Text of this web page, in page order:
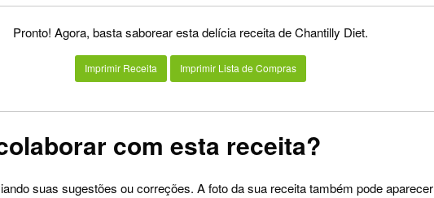
Pronto! Agora, basta saborear esta delícia receita de Chantilly Diet.
Imprimir Receita Imprimir Lista de Compras
com esta receita?
suas sugestões ou correções. A foto da sua receita também pode aparecer